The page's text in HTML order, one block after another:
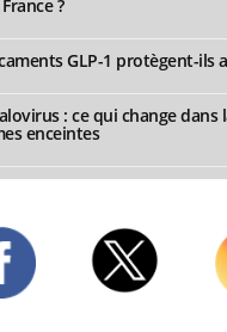
?
GLP-1 protègent-ils
: ce qui change dans
enceintes